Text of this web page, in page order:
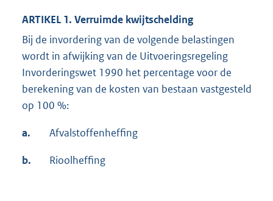
ARTIKEL 1. Verruimde kwijtschelding
Bij de invordering van de volgende belastingen
wordt in afwijking van de Uitvoeringsregeling
Invorderingswet 1990 het percentage voor de
berekening van de kosten van bestaan vastgesteld
op 100 %:
a. Afvalstoffenheffing
b. Rioolheffing